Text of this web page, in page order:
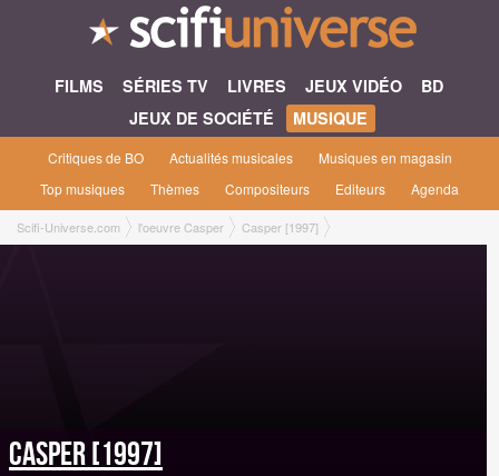
FILMS SÉRIES TV LIVRES JEUX VIDÉO
BD
JEUX DE SOCIÉTÉ
MUSIQUE
Critiques de BO Actualités musicales
Musiques en magasin
Top musiques
Thèmes Compositeurs Editeurs Agenda
Scifi-Universe.com l'oeuvre Casper Casper [1997]
Casper [1997]